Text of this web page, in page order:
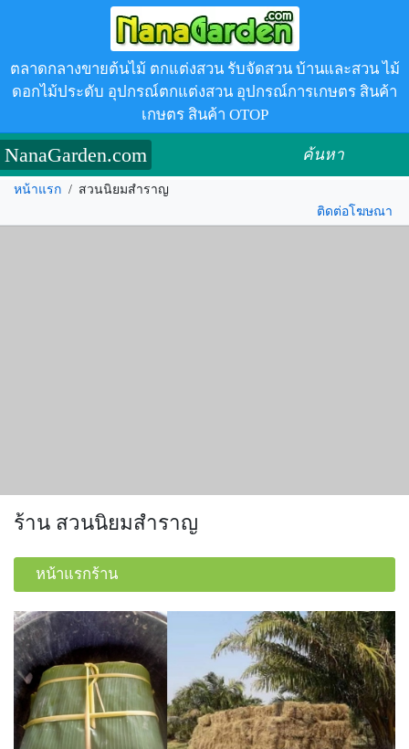
ตลาดกลางขายต้นไม้ ตกแต่งสวน รับจัดสวน บ้านและสวน ไม้
ดอกไม้ประดับ อุปกรณ์ตกแต่งสวน อุปกรณ์การเกษตร สินค้า
เกษตร สินค้า OTOP
NanaGarden.com ค้นหา
หน้าแรก / สวนนิยมสำราญ
ติดต่อโฆษณา
ร้าน สวนนิยมสำราญ
หน้าแรกร้าน